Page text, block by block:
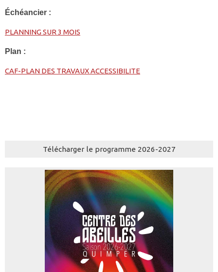
Échéancier :
PLANNING SUR 3 MOIS
Plan :
CAF-PLAN DES TRAVAUX ACCESSIBILITE
Télécharger le programme 2026-2027